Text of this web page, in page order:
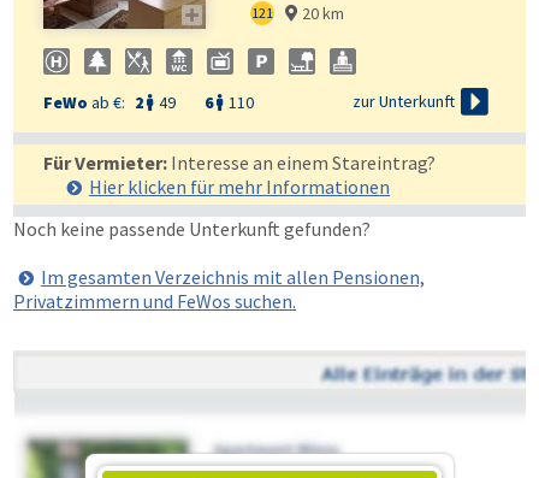
 121  20 km
FeWo ab €: 2  49 6 110 zur Unterkunft 
Für Vermieter: Interesse an einem Stareintrag?
Hier klicken für mehr Informationen
Noch keine passende Unterkunft gefunden?
Im gesamten Verzeichnis mit allen Pensionen,
Privatzimmern und FeWos suchen.